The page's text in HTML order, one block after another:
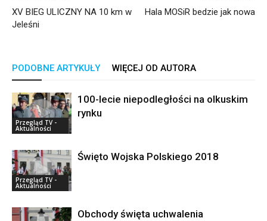
XV BIEG ULICZNY NA 10 km w
Jeleśni
Hala MOSiR bedzie jak nowa
PODOBNE ARTYKUŁY WIĘCEJ OD AUTORA
Przegląd TV -
Aktualności
100-lecie niepodległości na olkuskim
rynku
Przegląd TV -
Aktualności
Święto Wojska Polskiego 2018
Obchody święta uchwalenia